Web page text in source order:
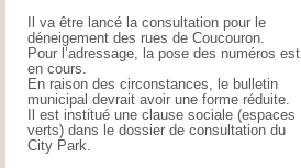
Il va être lancé la consultation pour le
déneigement des rues de Coucouron.
Pour l’adressage, la pose des numéros est
en cours.
En raison des circonstances, le bulletin
municipal devrait avoir une forme réduite.
Il est institué une clause sociale (espaces
verts) dans le dossier de consultation du
City Park.